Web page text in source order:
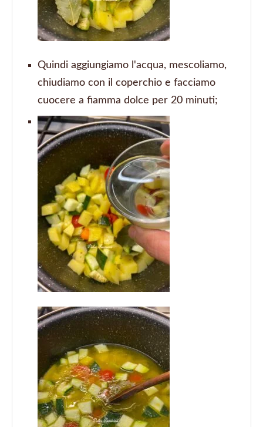
Quindi aggiungiamo l'acqua, mescoliamo,
chiudiamo con il coperchio e facciamo
cuocere a fiamma dolce per 20 minuti;